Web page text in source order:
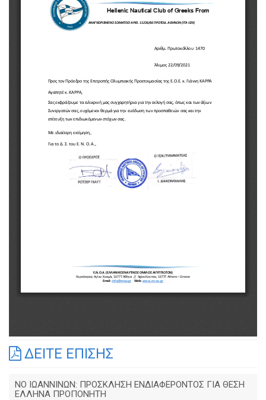
ΔΕΙΤΕ ΕΠΙΣΗΣ
ΝΟ ΙΩΑΝΝΙΝΩΝ: ΠΡΟΣΚΛΗΣΗ ΕΝΔΙΑΦΕΡΟΝΤΟΣ ΓΙΑ ΘΕΣΗ
ΕΛΛΗΝΑ ΠΡΟΠΟΝΗΤΗ